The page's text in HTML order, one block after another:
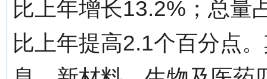
比上年增长13.2%；总量
比上年提高2.1个百分点